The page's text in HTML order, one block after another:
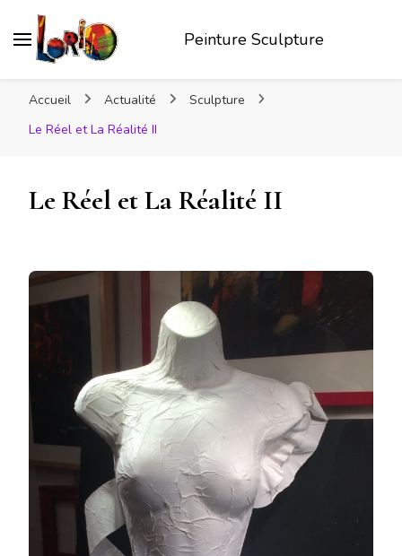
Peinture Sculpture
Accueil Actualité
Sculpture
Le Réel et La Réalité II
Le Réel et La Réalité II